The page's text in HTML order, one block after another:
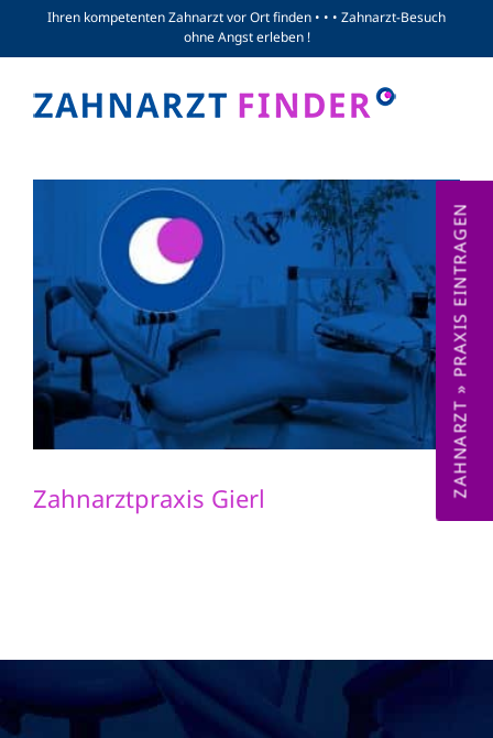
Inhalt
springen
Ihren kompetenten Zahnarzt vor Ort finden • • • Zahnarzt-Besuch
ohne Angst erleben !
Zahnarztpraxis Gierl ZAHNARZT » PRAXIS EINTRAGEN